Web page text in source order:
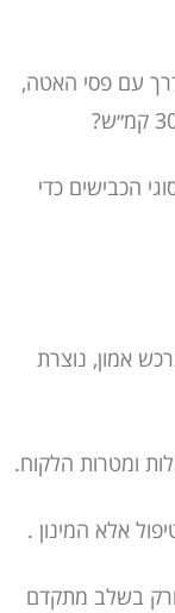
עם פסי האטה,
של דבר- אני אצטרך להשתמש ב2 סוגי הכבישים כדי
אמון, נוצרת
ומטרות הלקוח.
אלא המינון .
ורק בשלב מתקדם